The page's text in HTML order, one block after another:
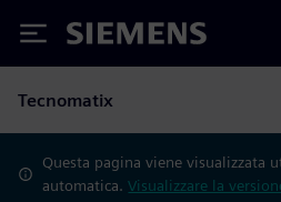
Siemens
Tecnomatix
Questa pagina viene visualizzata
automatica.Visualizzare la